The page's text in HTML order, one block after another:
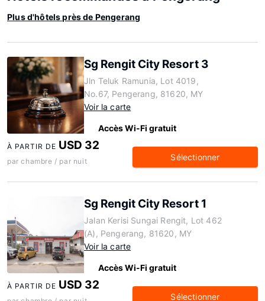
Plus d'hôtels près de Pengerang
Sg Rengit City Resort 3
Jln Teluk Ramunia, Lot 4019,
No.67, Pengerang, 81620, MY
Voir la carte
Accès Wi-Fi gratuit
À PARTIR DE USD 32
par chambre / par nuit Sélectionner
Sg Rengit City Resort 1
Jalan Kerisi Sungai Rengit, Lot 462
(A), Pengerang, 81620, MY
Voir la carte
Accès Wi-Fi gratuit
À PARTIR DE USD 32
Sélectionner